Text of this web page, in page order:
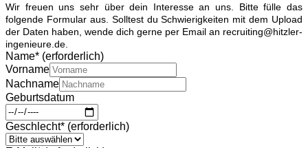
Wir freuen uns sehr über dein Interesse an uns. Bitte fülle das
folgende Formular aus. Solltest du Schwierigkeiten mit dem Upload
der Daten haben, wende dich gerne per Email an recruiting@hitzler-
ingenieure.de.
Name* (erforderlich)
Vorname
Nachname
Geburtsdatum
Geschlecht* (erforderlich)